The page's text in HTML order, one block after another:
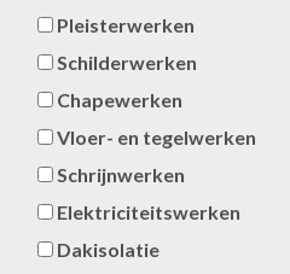
Pleisterwerken
Schilderwerken
Chapewerken
Vloer- en tegelwerken
Schrijnwerken
Elektriciteitswerken
Dakisolatie